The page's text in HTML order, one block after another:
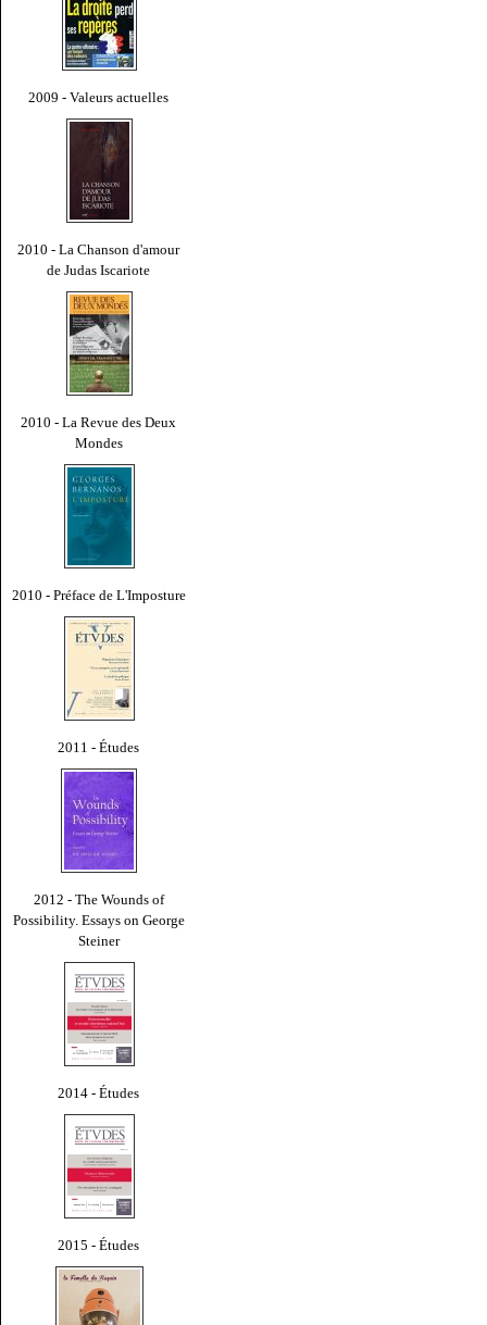
2009 - Valeurs actuelles
2010 - La Chanson d'amour
de Judas Iscariote
2010 - La Revue des Deux
Mondes
2010 - Préface de L'Imposture
2011 - Études
2012 - The Wounds of
Possibility. Essays on George
Steiner
2014 - Études
2015 - Études